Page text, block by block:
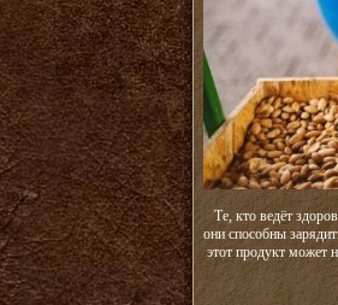
Те, кто ведёт
они способны
этот продукт может